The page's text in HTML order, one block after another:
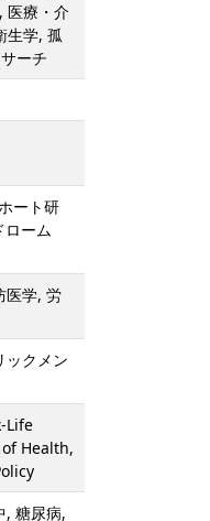
医療・介
生学, 孤
ーチ
ート研
ローム
医学, 労
ックメン
Life
Health,
, 糖尿病,